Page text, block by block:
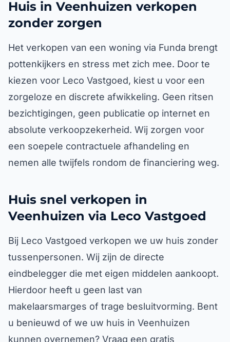
Huis in Veenhuizen verkopen
zonder zorgen
Het verkopen van een woning via Funda brengt
pottenkijkers en stress met zich mee. Door te
kiezen voor Leco Vastgoed, kiest u voor een
zorgeloze en discrete afwikkeling. Geen ritsen
bezichtigingen, geen publicatie op internet en
absolute verkoopzekerheid. Wij zorgen voor
een soepele contractuele afhandeling en
nemen alle twijfels rondom de financiering weg.
Huis snel verkopen in
Veenhuizen via Leco Vastgoed
Bij Leco Vastgoed verkopen we uw huis zonder
tussenpersonen. Wij zijn de directe
eindbelegger die met eigen middelen aankoopt.
Hierdoor heeft u geen last van
makelaarsmarges of trage besluitvorming. Bent
u benieuwd of we uw huis in Veenhuizen
kunnen overnemen? Vraag een gratis